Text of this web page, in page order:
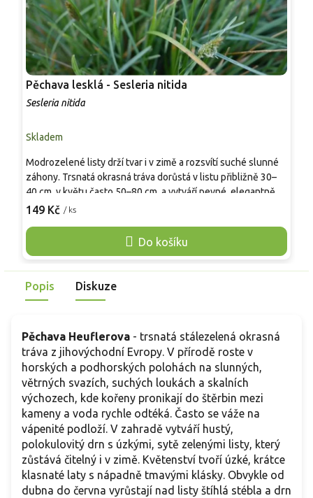
Pěchava lesklá - Sesleria nitida
Sesleria nitida
Skladem
149 Kč / ks
Do košíku
Modrozelené listy drží tvar i v zimě a rozsvítí suché slunné
záhony. Trsnatá okrasná tráva dorůstá v listu přibližně 30–
40 cm, v květu často 50–80 cm, a vytváří pevné, elegantně
vzpřímené trsy. Na jaře se nad olistěním objevují krémově
rozpadání. Hodí se do štěrkových výsadeb, skalek, lemů,
městských záhonů i k trvalkám s modrými, žlutými a
půdu a celoročně udržuje čistou strukturu.
Popis Diskuze
Pěchava Heuflerova - trsnatá stálezelená okrasná
tráva z jihovýchodní Evropy. V přírodě roste v
horských a podhorských polohách na slunných,
větrných svazích, suchých loukách a skalních
výchozech, kde kořeny pronikají do štěrbin mezi
kameny a voda rychle odtéká. Často se váže na
vápenité podloží. V zahradě vytváří hustý,
polokulovitý drn s úzkými, sytě zelenými listy, který
zůstává čitelný i v zimě. Květenství tvoří úzké, krátce
klasnaté laty s nápadně tmavými klásky. Obvykle od
dubna do června vyrůstají nad listy štíhlá stébla a drn